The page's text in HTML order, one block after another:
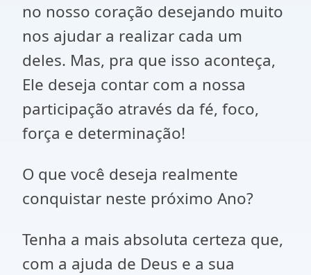
no nosso coração desejando muito
nos ajudar a realizar cada um
deles. Mas, pra que isso aconteça,
Ele deseja contar com a nossa
participação através da fé, foco,
força e determinação!
O que você deseja realmente
conquistar neste próximo Ano?
Tenha a mais absoluta certeza que,
com a ajuda de Deus e a sua